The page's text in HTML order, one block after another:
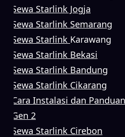
Sewa Starlink Jogja
Sewa Starlink Semarang
Sewa Starlink Karawang
Sewa Starlink Bekasi
Sewa Starlink Bandung
Sewa Starlink Cikarang
Cara Instalasi dan
Gen 2
Sewa Starlink Cirebon